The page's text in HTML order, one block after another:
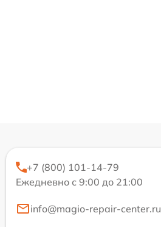
+7 (800) 101-14-79
Ежедневно с 9:00 до 21:00
info@magio-repair-center.ru